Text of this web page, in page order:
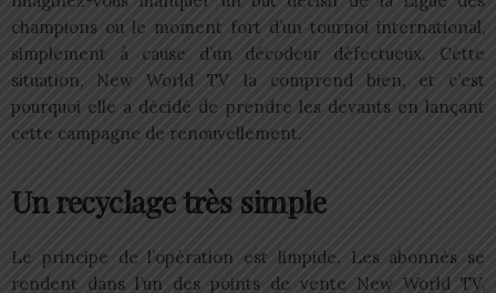
champions ou le moment fort d’un tournoi international,
simplement à cause d’un décodeur défectueux. Cette
situation, New World TV la comprend bien, et c’est
pourquoi elle a décidé de prendre les devants en lançant
cette campagne de renouvellement.
Un recyclage très simple
Le principe de l’opération est limpide. Les abonnés se
rendent dans l’un des points de vente New World TV,